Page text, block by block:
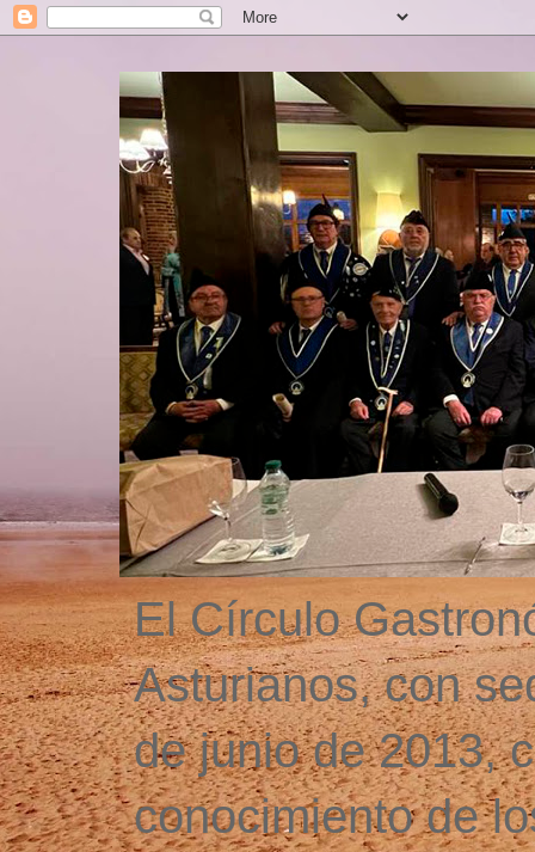
El Círculo
Asturianos, con
de junio de 2013,
conocimiento de